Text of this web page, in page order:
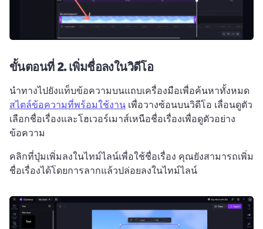
ขั้นตอนที่ 2.เพิ่มชื่อลงในวิดีโอ
นําทางไปยังแท็บข้อความบนแถบเครื่องมือเพื่อค้นหาทั้งหมด
สไตล์ข้อความที่พร้อมใช้งาน เพื่อวางซ้อนบนวิดีโอ เลื่อนดูตัว
เลือกชื่อเรื่องและโฮเวอร์เมาส์เหนือชื่อเรื่องเพื่อดูตัวอย่าง
ข้อความ
คลิกที่ปุ่มเพิ่มลงในไทม์ไลน์เพื่อใช้ชื่อเรื่อง คุณยังสามารถเพิ่ม
ชื่อเรื่องได้โดยการลากแล้วปล่อยลงในไทม์ไลน์